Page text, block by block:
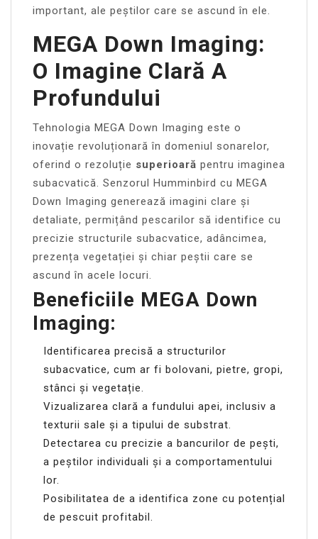
important, ale peștilor care se ascund în ele.
MEGA Down Imaging:
O Imagine Clară A
Profundului
Tehnologia MEGA Down Imaging este o
inovație revoluționară în domeniul sonarelor,
oferind o rezoluție superioară pentru imaginea
subacvatică. Senzorul Humminbird cu MEGA
Down Imaging generează imagini clare și
detaliate, permițând pescarilor să identifice cu
precizie structurile subacvatice, adâncimea,
prezența vegetației și chiar peștii care se
ascund în acele locuri.
Beneficiile MEGA Down
Imaging:
Identificarea precisă a structurilor
subacvatice, cum ar fi bolovani, pietre, gropi,
stânci și vegetație.
Vizualizarea clară a fundului apei, inclusiv a
texturii sale și a tipului de substrat.
Detectarea cu precizie a bancurilor de pești,
a peștilor individuali și a comportamentului
lor.
Posibilitatea de a identifica zone cu potențial
de pescuit profitabil.